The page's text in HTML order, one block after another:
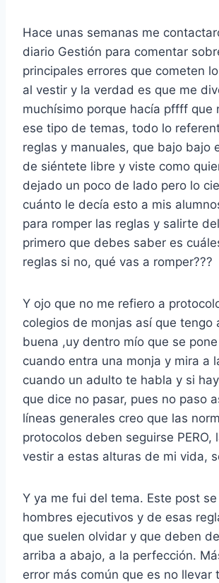
Hace unas semanas me
diario Gestión para comentar
principales errores que cometen
al vestir y la verdad es que me
muchísimo porque hacía pffff que
ese tipo de temas, todo lo
reglas y manuales, que bajo bajo
de siéntete libre y viste como
dejado un poco de lado pero lo
cuánto le decía esto a mis
para romper las reglas y salirte
primero que debes saber es
reglas si no, qué vas a romper???
Y ojo que no me refiero a
colegios de monjas así que tengo
buena ,uy dentro mío que se
cuando entra una monja y mira a
cuando un adulto te habla y si
que dice no pasar, pues no paso
líneas generales creo que las
protocolos deben seguirse PERO,
vestir a estas alturas de mi vida,
Y ya me fui del tema. Este post
hombres ejecutivos y de esas
que suelen olvidar y que deben
arriba a abajo, a la perfección.
error más común que es no llevar